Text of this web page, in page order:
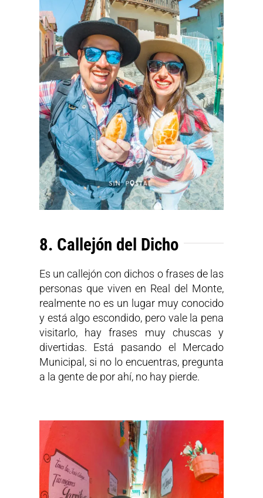
8. Callejón del Dicho
Es un callejón con dichos o frases de las
personas que viven en Real del Monte,
realmente no es un lugar muy conocido
y está algo escondido, pero vale la pena
visitarlo, hay frases muy chuscas y
divertidas. Está pasando el Mercado
Municipal, si no lo encuentras, pregunta
a la gente de por ahí, no hay pierde.